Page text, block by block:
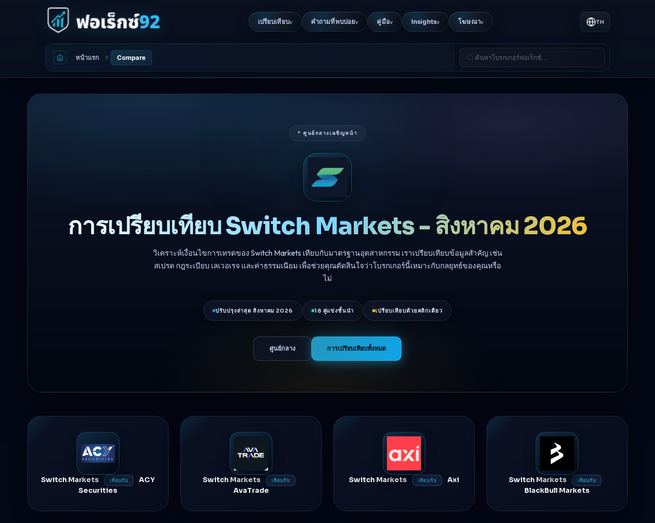
เปรียบเทียบv คำถามที่พบบ่อยv คู่มือv Insightsv โฆษณาv TH
หน้าแรก Compare
* ศูนย์กลางเผชิญหน้า
การเปรียบเทียบ Switch Markets - สิงหาคม 2026
วิเคราะห์เงื่อนไขการเทรดของ Switch Markets เทียบกับมาตรฐานอุตสาหกรรม เราเปรียบเทียบข้อมูลสำคัญ เช่น
สเปรด กฎระเบียบ เลเวอเรจ และค่าธรรมเนียม เพื่อช่วยคุณตัดสินใจว่าโบรกเกอร์นี้เหมาะกับกลยุทธ์ของคุณหรือ
ไม่
ปรับปรุงล่าสุด สิงหาคม 2026 18 คู่แข่งชั้นนำ เปรียบเทียบด้วยคลิกเดียว
ศูนย์กลาง การเปรียบเทียบทั้งหมด
Switch Markets เทียบกับ
ACY
Securities
Switch Markets เทียบกับ
AvaTrade
Switch Markets เทียบกับ Axi Switch Markets เทียบกับ
BlackBull Markets